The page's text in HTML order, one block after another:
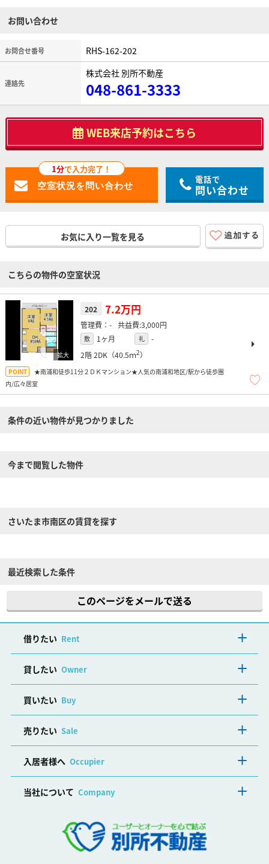
お問い合わせ
お問合せ番号 RHS-162-202
連絡先
株式会社 別所不動産
048-861-3333
WEB来店予約はこちら
1分で入力完了！
電話で
問い合わせ
お気に入り一覧を見る
こちらの物件の空室状況
202 7.2万円
- 3,000円
敷 1ヶ月 礼
-
2階 2DK（40.5ｍ2）
★南浦和徒歩11分２ＤＫマンション★人気の南浦和地区/駅から徒歩圏
内/広々居室
条件の近い物件が見つかりました
今まで閲覧した物件
さいたま市南区の賃貸を探す
最近検索した条件
このページをメールで送る
借りたい Rent
貸したい Owner
買いたい Buy
売りたい Sale
入居者様へ Occupier
当社について Company